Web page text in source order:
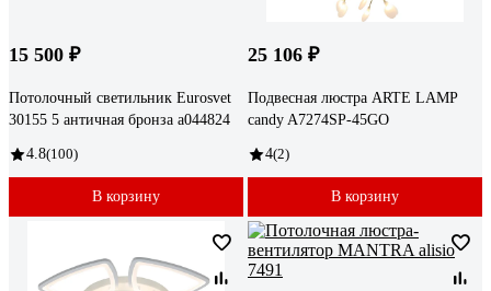
15 500 ₽
Потолочный светильник Eurosvet
30155 5 античная бронза a044824
4.8(100)
В корзину
25 106 ₽
Подвесная люстра ARTE LAMP
candy A7274SP-45GO
4(2)
В корзину